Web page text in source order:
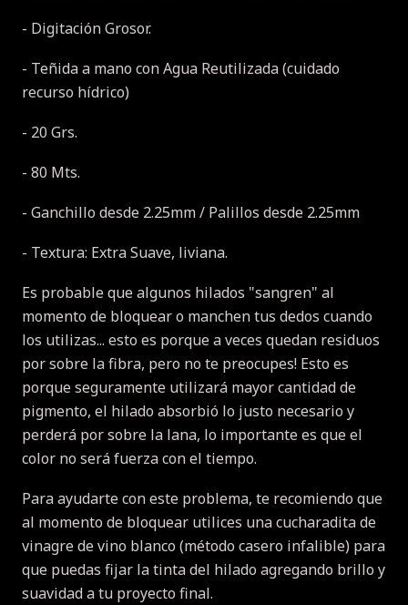
- Digitación Grosor.
- Teñida a mano con Agua Reutilizada (cuidado
recurso hídrico)
- 20 Grs.
- 80 Mts.
- Ganchillo desde 2.25mm / Palillos desde 2.25mm
- Textura: Extra Suave, liviana.
Es probable que algunos hilados "sangren" al
momento de bloquear o manchen tus dedos cuando
los utilizas... esto es porque a veces quedan residuos
por sobre la fibra, pero no te preocupes! Esto es
porque seguramente utilizará mayor cantidad de
pigmento, el hilado absorbió lo justo necesario y
perderá por sobre la lana, lo importante es que el
color no será fuerza con el tiempo.
Para ayudarte con este problema, te recomiendo que
al momento de bloquear utilices una cucharadita de
vinagre de vino blanco (método casero infalible) para
que puedas fijar la tinta del hilado agregando brillo y
suavidad a tu proyecto final.